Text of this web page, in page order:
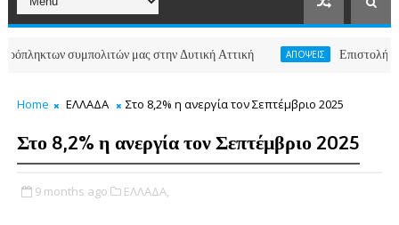
συμπολιτών μας στην Δυτική Αττική ΑΠΟΨΕΙΣ Επιστολή
Home ΕΛΛΑΔΑ Στο 8,2% η ανεργία τον Σεπτέμβριο 2025
Στο 8,2% η ανεργία τον Σεπτέμβριο 2025
9 months ago ΕΛΛΑΔΑ,